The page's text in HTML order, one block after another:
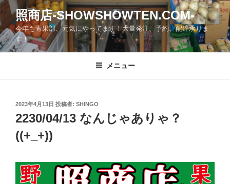
コ
テ
ン
ツ
照商店-SHOWSHOWTEN.COM-
今年も青果部、元気にやってます！大量発注、予約、配達承りま
す！
メニュー
投
稿
日:
2023年4月13日 投稿者: SHINGO
2230/04/13 なんじゃありゃ？
((+_+))